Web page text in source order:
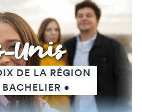
Unis
DE LA RÉGION
•